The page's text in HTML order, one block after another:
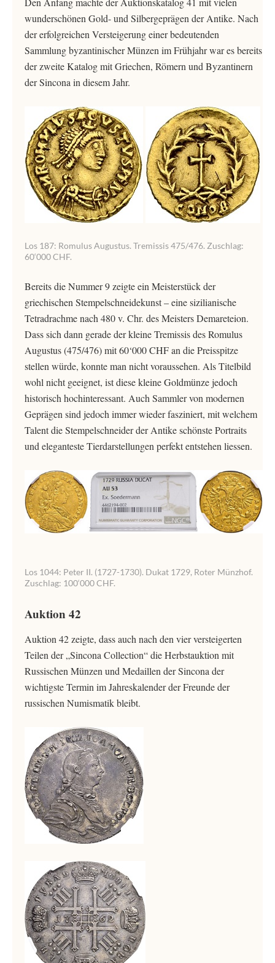
wunderschönen Gold- und Silbergeprägen der Antike. Nach
der erfolgreichen Versteigerung einer bedeutenden
Sammlung byzantinischer Münzen im Frühjahr war es bereits
der zweite Katalog mit Griechen, Römern und Byzantinern
der Sincona in diesem Jahr.
Los 187: Romulus Augustus. Tremissis 475/476. Zuschlag:
60‘000 CHF.
Bereits die Nummer 9 zeigte ein Meisterstück der
griechischen Stempelschneidekunst – eine sizilianische
Tetradrachme nach 480 v. Chr. des Meisters Demareteion.
Dass sich dann gerade der kleine Tremissis des Romulus
Augustus (475/476) mit 60‘000 CHF an die Preisspitze
stellen würde, konnte man nicht voraussehen. Als Titelbild
wohl nicht geeignet, ist diese kleine Goldmünze jedoch
historisch hochinteressant. Auch Sammler von modernen
Geprägen sind jedoch immer wieder fasziniert, mit welchem
Talent die Stempelschneider der Antike schönste Portraits
und eleganteste Tierdarstellungen perfekt entstehen liessen.
Los 1044: Peter II. (1727-1730). Dukat 1729, Roter Münzhof.
Zuschlag: 100‘000 CHF.
Auktion 42
Auktion 42 zeigte, dass auch nach den vier versteigerten
Teilen der „Sincona Collection“ die Herbstauktion mit
Russischen Münzen und Medaillen der Sincona der
wichtigste Termin im Jahreskalender der Freunde der
russischen Numismatik bleibt.